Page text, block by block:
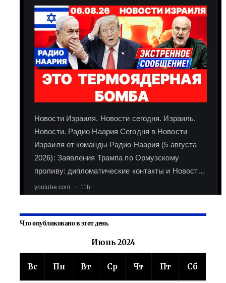
Что опубликовано в этот день
Июнь 2024
Вс Пн Вт Ср Чт Пт Сб